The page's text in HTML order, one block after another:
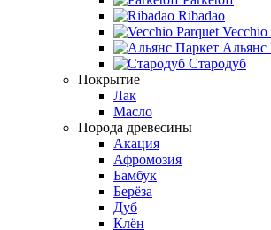
Ribadao
Vecchio
Альянс
Стародуб
Покрытие
Лак
Масло
Порода древесины
Акация
Афромозия
Бамбук
Берёза
Дуб
Клён